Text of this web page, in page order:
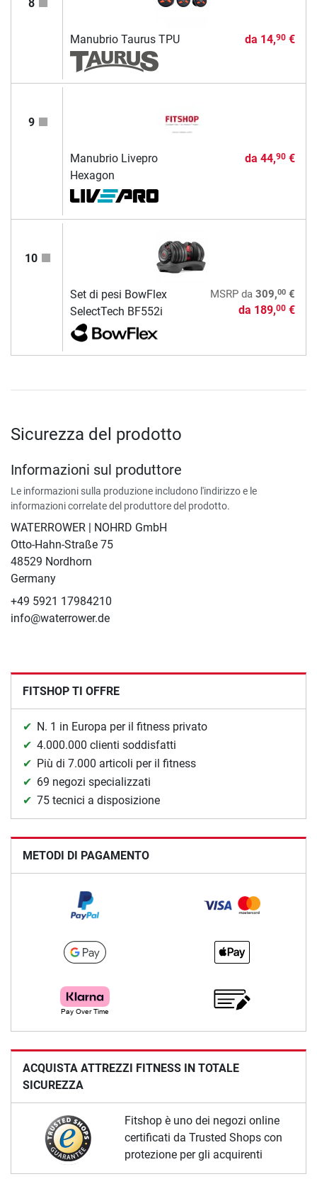
8
Manubrio Taurus TPU da 14,90€
9
Manubrio Livepro
Hexagon
da 44,90€
10
Set di pesi BowFlex
SelectTech BF552i
MSRPda 309,00€
da 189,00€
Sicurezza del prodotto
Informazioni sul produttore
Le informazioni sulla produzione includono l'indirizzo e le
informazioni correlate del produttore del prodotto.
WATERROWER | NOHRD GmbH
Otto-Hahn-Straße 75
48529 Nordhorn
Germany
+49 5921 17984210
info@waterrower.de
FITSHOP TI OFFRE
N. 1 in Europa per il fitness privato
4.000.000 clienti soddisfatti
Più di 7.000 articoli per il fitness
69 negozi specializzati
75 tecnici a disposizione
METODI DI PAGAMENTO
ACQUISTA ATTREZZI FITNESS IN TOTALE
SICUREZZA
Fitshop è uno dei negozi online
certificati da Trusted Shops con
protezione per gli acquirenti